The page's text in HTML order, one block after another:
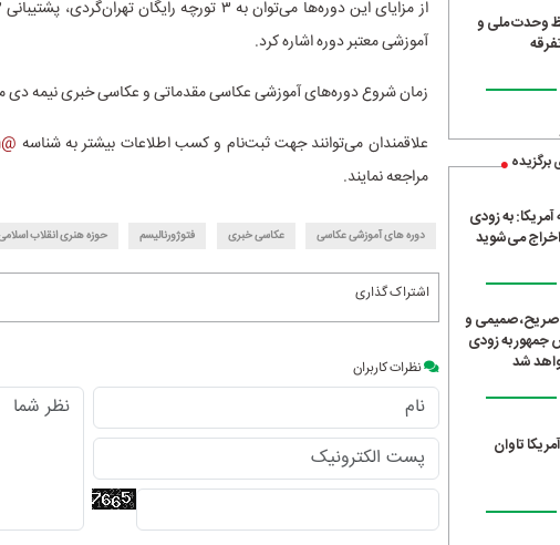
وحدت ملی و
به زودی
اخراج می‌شوید
صمیمی و
جمهور به زودی
شد
تاوان
آموزشی معتبر دوره اشاره کرد.
زمان شروع دوره‌های آموزشی عکاسی مقدماتی و عکاسی خبری نیمه دی ماه ۱۴۰۳
علاقمندان می‌توانند جهت ثبت‌نام و کسب اطلاعات بیشتر به شناسه @khoubnegar_admin
مراجعه نمایند.
دوره های آموزشی عکاسی عکاسی خبری فتوژورنالیسم حوزه هنری انقلاب
اشتراک گذاری
نظرات کاربران